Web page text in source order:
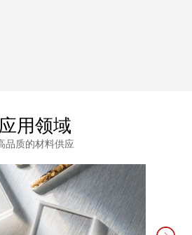
应用领域
品质的材料供应